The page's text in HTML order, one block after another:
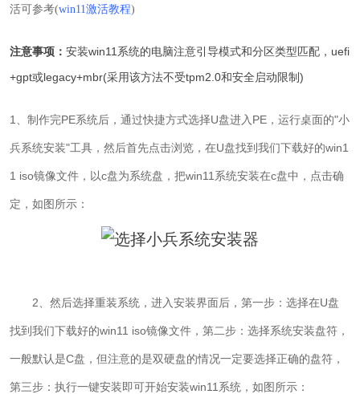
活可参考(win11激活教程)
注意事项：安装win11系统的电脑注意引导模式和分区类型匹配，uefi
+gpt或legacy+mbr(采用该方法不受tpm2.0和安全启动限制)
1、制作完PE系统后，通过快捷方式选择U盘进入PE，运行桌面的"小
兵系统安装"工具，然后首先点击浏览，在U盘找到我们下载好的win1
1 iso镜像文件，以c盘为系统盘，把win11系统安装在c盘中，点击确
定，如图所示：
2、然后选择重装系统，进入安装界面后，第一步：选择在U盘
找到我们下载好的win11 iso镜像文件，第二步：选择系统安装盘符，
一般默认是C盘，但注意的是双硬盘的情况一定要选择正确的盘符，
第三步：执行一键安装即可开始安装win11系统，如图所示：